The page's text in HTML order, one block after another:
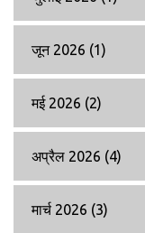
जून 2026 (1)
मई 2026 (2)
अप्रैल 2026 (4)
मार्च 2026 (3)